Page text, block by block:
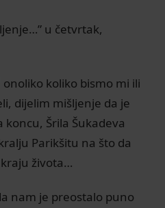
u četvrtak,
onoliko koliko bismo mi ili
dijelim mišljenje da je
Šrila Šukadeva
Parikšitu na što da
života…
nam je preostalo puno